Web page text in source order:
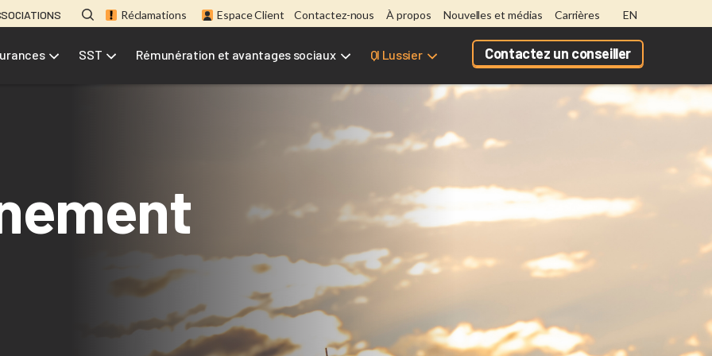
Réclamations Espace Client Contactez-nous À propos Nouvelles et médias Carrières EN
SST Rémunération et avantages sociaux QI Lussier Contactez un conseiller